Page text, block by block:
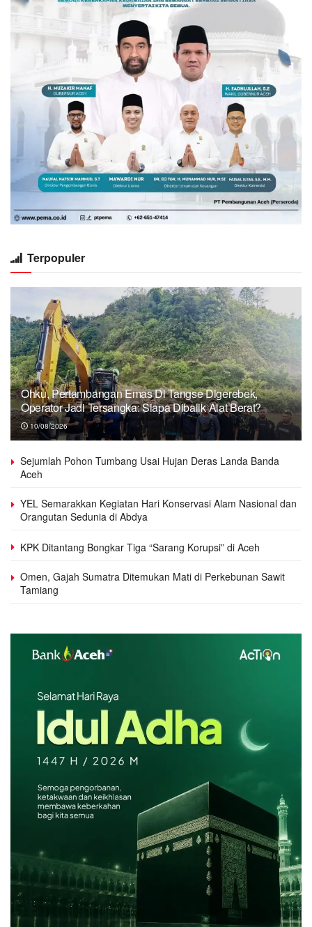
Terpopuler
Ohku, Pertambangan Emas Di Tangse Digerebek,
Operator Jadi Tersangka: Siapa Dibalik Alat Berat?
10/08/2026
Sejumlah Pohon Tumbang Usai Hujan Deras Landa Banda
Aceh
YEL Semarakkan Kegiatan Hari Konservasi Alam Nasional dan
Orangutan Sedunia di Abdya
KPK Ditantang Bongkar Tiga “Sarang Korupsi” di Aceh
Omen, Gajah Sumatra Ditemukan Mati di Perkebunan Sawit
Tamiang